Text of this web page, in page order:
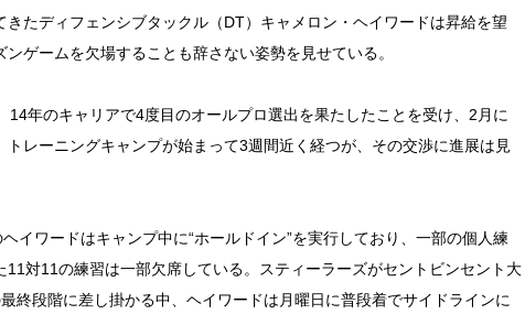
たディフェンシブタックル（DT）キャメロン・ヘイワードは昇給を望
ゲームを欠場することも辞さない姿勢を見せている。
年のキャリアで4度目のオールプロ選出を果たしたことを受け、2月に
レーニングキャンプが始まって3週間近く経つが、その交渉に進展は見
イワードはキャンプ中に“ホールドイン”を実行しており、一部の個人練
対11の練習は一部欠席している。スティーラーズがセントビンセント大
終段階に差し掛かる中、ヘイワードは月曜日に普段着でサイドラインに